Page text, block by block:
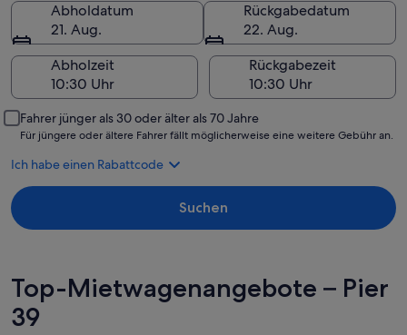
Abholdatum
21. Aug.
Rückgabedatum
22. Aug.
Abholzeit
Rückgabezeit
Fahrer jünger als 30 oder älter als 70 Jahre
Für jüngere oder ältere Fahrer fällt möglicherweise eine weitere Gebühr an.
Ich habe einen Rabattcode
Suchen
Top-Mietwagenangebote – Pier
39